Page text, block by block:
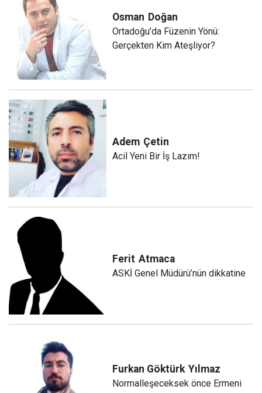
Osman Doğan
Ortadoğu’da Füzenin Yönü:
Gerçekten Kim Ateşliyor?
Adem Çetin
Acil Yeni Bir İş Lazım!
Ferit Atmaca
ASKİ Genel Müdürü’nün dikkatine
Furkan Göktürk Yılmaz
Normalleşeceksek önce Ermeni